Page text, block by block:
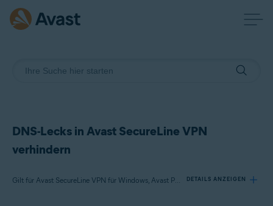
DNS-Lecks in Avast SecureLine VPN
verhindern
Gilt für Avast SecureLine VPN für Windows, Avast Premium Security für Windows, Avast Free Antivirus für Windows DETAILS ANZEIGEN